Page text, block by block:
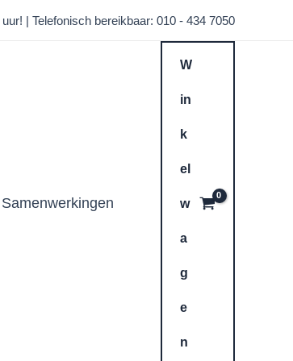
| Telefonisch bereikbaar: 010 - 434 7050
Samenwerkingen
W
in
k
el
w
a
g
e
n